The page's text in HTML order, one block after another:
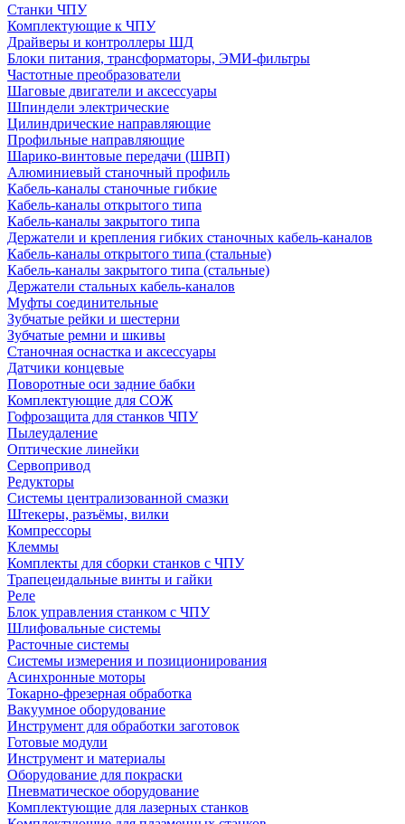
Станки ЧПУ
Комплектующие к ЧПУ
Драйверы и контроллеры ШД
Блоки питания, трансформаторы, ЭМИ-фильтры
Частотные преобразователи
Шаговые двигатели и аксессуары
Шпиндели электрические
Цилиндрические направляющие
Профильные направляющие
Шарико-винтовые передачи (ШВП)
Алюминиевый станочный профиль
Кабель-каналы станочные гибкие
Кабель-каналы открытого типа
Кабель-каналы закрытого типа
Держатели и крепления гибких станочных кабель-каналов
Кабель-каналы открытого типа (стальные)
Кабель-каналы закрытого типа (стальные)
Держатели стальных кабель-каналов
Муфты соединительные
Зубчатые рейки и шестерни
Зубчатые ремни и шкивы
Станочная оснастка и аксессуары
Датчики концевые
Поворотные оси задние бабки
Комплектующие для СОЖ
Гофрозащита для станков ЧПУ
Пылеудаление
Оптические линейки
Сервопривод
Редукторы
Системы централизованной смазки
Штекеры, разъёмы, вилки
Компрессоры
Клеммы
Комплекты для сборки станков с ЧПУ
Трапецеидальные винты и гайки
Реле
Блок управления станком с ЧПУ
Шлифовальные системы
Расточные системы
Системы измерения и позиционирования
Асинхронные моторы
Токарно-фрезерная обработка
Вакуумное оборудование
Инструмент для обработки заготовок
Готовые модули
Инструмент и материалы
Оборудование для покраски
Пневматическое оборудование
Комплектующие для лазерных станков